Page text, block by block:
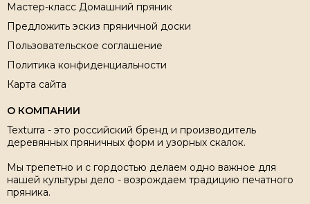
Мастер-класс Домашний пряник
Предложить эскиз пряничной доски
Пользовательское соглашение
Политика конфиденциальности
Карта сайта
О КОМПАНИИ
Texturra - это российский бренд и производитель
деревянных пряничных форм и узорных скалок.
Мы трепетно и с гордостью делаем одно важное для
нашей культуры дело - возрождаем традицию печатного
пряника.